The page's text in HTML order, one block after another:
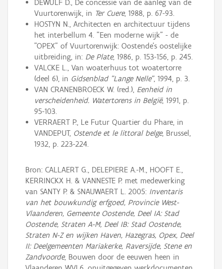
DEWULF D., De concessie van de aanleg van de
Vuurtorenwijk, in Ter Cuere, 1988, p. 67-93.
HOSTYN N., Architecten en architectuur tijdens
het interbellum 4. "Een moderne wijk" - de
"OPEX" of Vuurtorenwijk: Oostende's oostelijke
uitbreiding, in: De Plate, 1986, p. 153-156, p. 245.
VALCKE L., Van woaterhuus tot woatertorre
(deel 6), in Gidsenblad "Lange Nelle", 1994, p. 3.
VAN CRANENBROECK W. (red.), Eenheid in
verscheidenheid. Watertorens in België, 1991, p.
95-103.
VERRAERT P., Le Futur Quartier du Phare, in
VANDEPUT,Ostende et le littoral belge, Brussel,
1932, p. 223-224.
Bron: CALLAERT G., DELEPIERE A.-M., HOOFT E.,
KERRINCKX H. & VANNESTE P. met medewerking
van SANTY P. & SNAUWAERT L. 2005: Inventaris
van het bouwkundig erfgoed, Provincie West-
Vlaanderen, Gemeente Oostende, Deel IA: Stad
Oostende, Straten A-M, Deel IB: Stad Oostende,
Straten N-Z en wijken Haven, Hazegras, Opex, Deel
II: Deelgemeenten Mariakerke, Raversijde, Stene en
Zandvoorde, Bouwen door de eeuwen heen in